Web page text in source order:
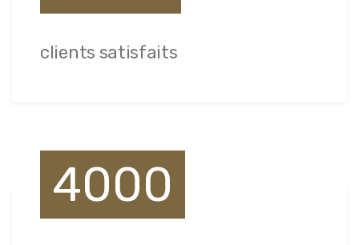
clients satisfaits
4000